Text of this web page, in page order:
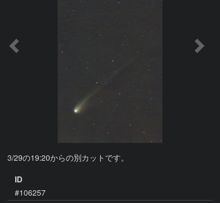
3/29の19:20からの別カットです。
ID
#106257